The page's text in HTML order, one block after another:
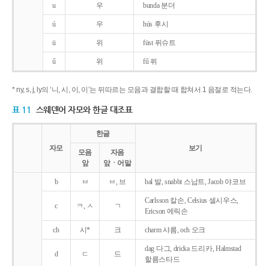
u 우 bunda 분더
ú 우 hús 후시
ü 위 füst 퓌슈트
ű 위 fű 퓌
* ny, s, j, ly의 ‘니, 시, 이, 이’는 뒤따르는 모음과 결합할 때 합쳐서 1 음절로 적는다.
표 11 스웨덴어 자모와 한글 대조표
자모
한글
보기
모음
앞
자음
앞ㆍ어말
b ㅂ ㅂ, 브 bal 발, snabbt 스납트, Jacob 야코브
c ㅋ, ㅅ ㄱ
Carlsson 칼손, Celsius 셀시우스,
Ericson 에릭손
ch 시* 크 charm 샤름, och 오크
d ㄷ 드
dag 다그, dricka 드리카, Halmstad
할름스타드